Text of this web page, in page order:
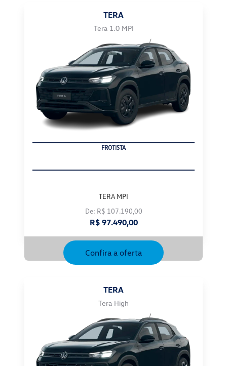
TERA
Tera 1.0 MPI
FROTISTA
TERA MPI
De: R$ 107.190,00
R$ 97.490,00
Confira a oferta
TERA
Tera High